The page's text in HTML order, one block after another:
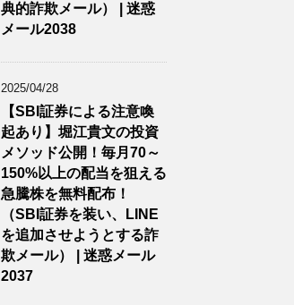
典的詐欺メール） | 迷惑
メール2038
2025/04/28
【SBI証券による注意喚
起あり】堀江貴文の投資
メソッド公開！毎月70～
150%以上の配当を狙える
急騰株を無料配布！
（SBI証券を装い、LINE
を追加させようとする詐
欺メール） | 迷惑メール
2037